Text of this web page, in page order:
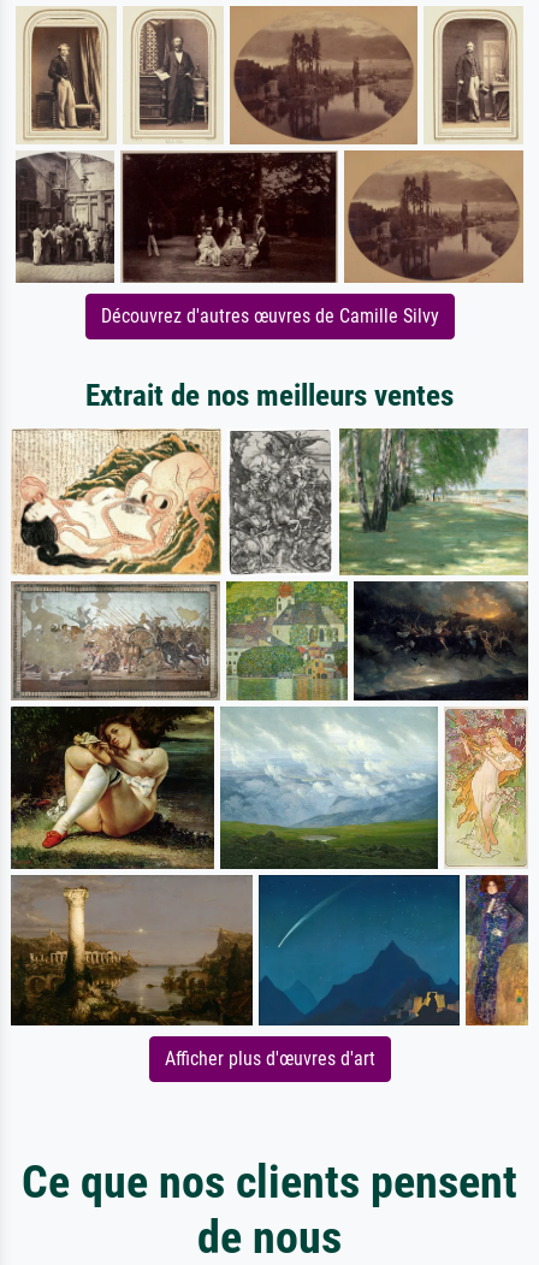
Découvrez d'autres œuvres de Camille Silvy
Extrait de nos meilleurs ventes
Afficher plus d'œuvres d'art
Ce que nos clients pensent
de nous